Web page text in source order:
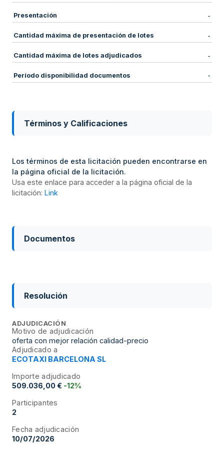
Presentación -
Cantidad máxima de presentación de lotes -
Cantidad máxima de lotes adjudicados -
Período disponibilidad documentos -
Términos y Calificaciones
Los términos de esta licitación pueden encontrarse en
la página oficial de la licitación.
Usa este enlace para acceder a la página oficial de la
licitación: Link
Documentos
Resolución
ADJUDICACIÓN
Motivo de adjudicación
oferta con mejor relación calidad-precio
Adjudicado a
ECOTAXI BARCELONA SL
Importe adjudicado
509.036,00 € -12%
Participantes
2
Fecha adjudicación
10/07/2026